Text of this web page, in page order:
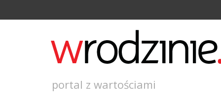
portal z wartościami